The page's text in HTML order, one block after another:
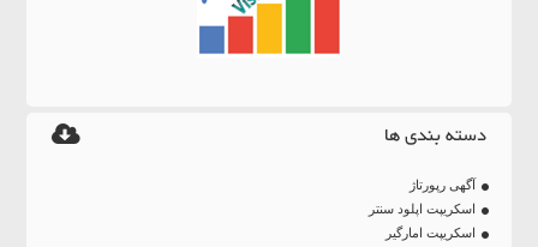
دسته بندی ها
آگهی رپورتاژ
اسکریپت اپلود سنتر
اسکریپت امارگیر